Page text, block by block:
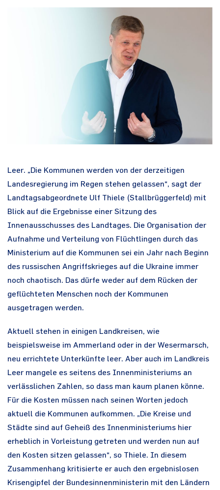
Leer. „Die Kommunen werden von der derzeitigen
Landesregierung im Regen stehen gelassen“, sagt der
Landtagsabgeordnete Ulf Thiele (Stallbrüggerfeld) mit
Blick auf die Ergebnisse einer Sitzung des
Innenausschusses des Landtages. Die Organisation der
Aufnahme und Verteilung von Flüchtlingen durch das
Ministerium auf die Kommunen sei ein Jahr nach Beginn
des russischen Angriffskrieges auf die Ukraine immer
noch chaotisch. Das dürfe weder auf dem Rücken der
geflüchteten Menschen noch der Kommunen
ausgetragen werden.
Aktuell stehen in einigen Landkreisen, wie
beispielsweise im Ammerland oder in der Wesermarsch,
neu errichtete Unterkünfte leer. Aber auch im Landkreis
Leer mangele es seitens des Innenministeriums an
verlässlichen Zahlen, so dass man kaum planen könne.
Für die Kosten müssen nach seinen Worten jedoch
aktuell die Kommunen aufkommen. „Die Kreise und
Städte sind auf Geheiß des Innenministeriums hier
erheblich in Vorleistung getreten und werden nun auf
den Kosten sitzen gelassen“, so Thiele. In diesem
Zusammenhang kritisierte er auch den ergebnislosen
Krisengipfel der Bundesinnenministerin mit den Ländern